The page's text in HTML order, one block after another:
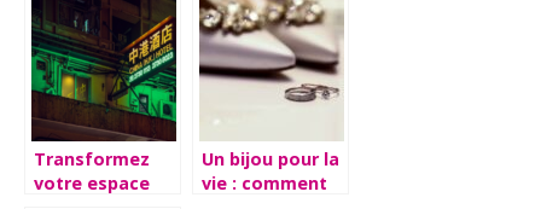
a suivre lors du
choix
printemps
Transformez
votre espace
Un bijou pour la
vie : comment